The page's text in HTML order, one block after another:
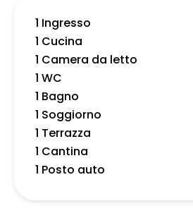
1 Ingresso
1 Cucina
1 Camera da letto
1 WC
1 Bagno
1 Soggiorno
1 Terrazza
1 Cantina
1 Posto auto